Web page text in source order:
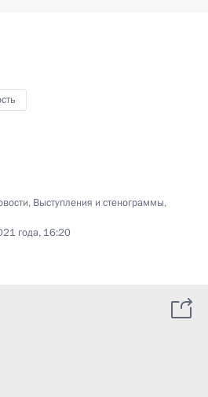
, Выступления и стенограммы,
года, 16:20